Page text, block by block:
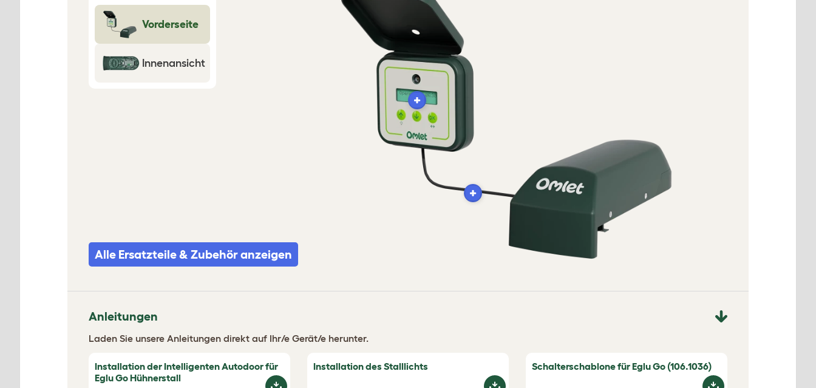
Vorderseite
Innenansicht
Alle Ersatzteile & Zubehör anzeigen
Anleitungen
Laden Sie unsere Anleitungen direkt auf Ihr/e Gerät/e herunter.
Installation der Intelligenten Autodoor für
Eglu Go Hühnerstall
Installation des Stalllichts Schalterschablone für Eglu Go (106.1036)